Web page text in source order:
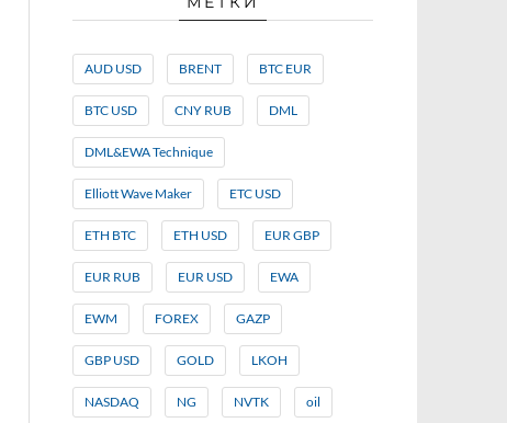
AUD USD BRENT BTC EUR
BTC USD CNY RUB DML
DML&EWA Technique
Elliott Wave Maker ETC USD
ETH BTC ETH USD EUR GBP
EUR RUB EUR USD EWA
EWM FOREX GAZP
GBP USD GOLD LKOH
NASDAQ NG NVTK oil